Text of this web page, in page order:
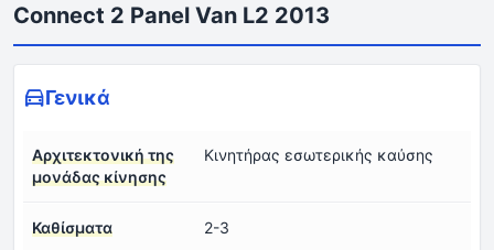
Connect 2 Panel Van L2 2013
Γενικά
Αρχιτεκτονική της
μονάδας κίνησης
Κινητήρας εσωτερικής καύσης
Καθίσματα 2-3